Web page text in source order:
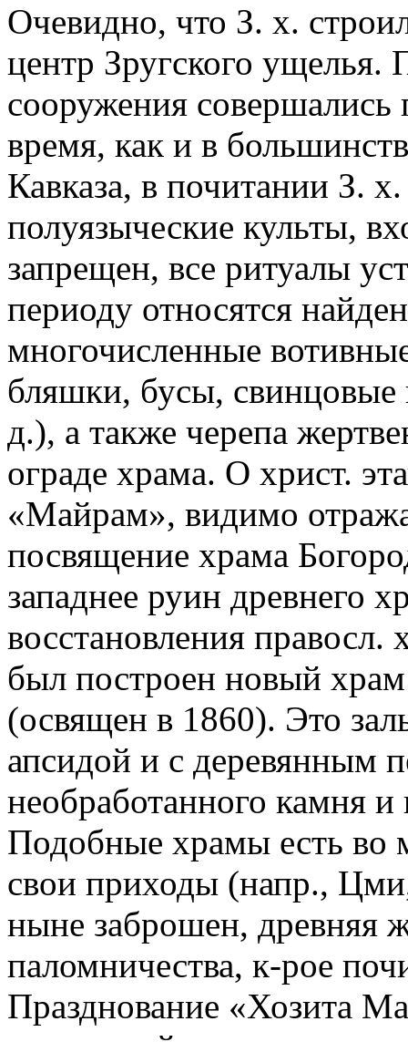
Очевидно, что З. х.
центр Зругского ущелья.
сооружения совершались
время, как и в
Кавказа, в почитании З.
полуязыческие культы,
запрещен, все ритуалы
периоду относятся
многочисленные
бляшки, бусы, свинцовые
д.), а также черепа
ограде храма. О христ.
«Майрам», видимо
посвящение храма
западнее руин древнего
восстановления правосл.
был построен новый
(освящен в 1860). Это
апсидой и с деревянным
необработанного камня
Подобные храмы есть во
свои приходы (напр.,
ныне заброшен, древняя
паломничества, к-рое
Празднование «Хозита